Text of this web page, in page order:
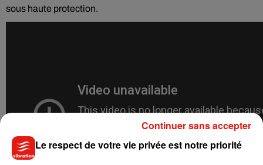
sous haute protection.
Le respect de votre vie privée est notre priorité
Continuer sans accepter